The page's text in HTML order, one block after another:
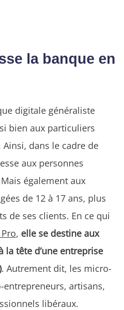
la banque en
digitale généraliste
bien aux particuliers
Ainsi, dans le cadre de
aux personnes
également aux
de 12 à 17 ans, plus
de ses clients. En ce qui
, elle se destine aux
la tête d’une entreprise
. Autrement dit, les micro-
artisans,
libéraux.